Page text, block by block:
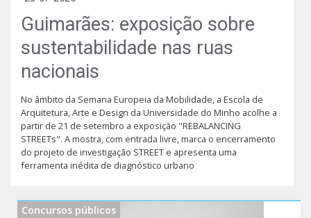
Guimarães: exposição sobre
sustentabilidade nas ruas
nacionais
No âmbito da Semana Europeia da Mobilidade, a Escola de
Arquitetura, Arte e Design da Universidade do Minho acolhe a
partir de 21 de setembro a exposição "REBALANCING
STREETs". A mostra, com entrada livre, marca o encerramento
do projeto de investigação STREET e apresenta uma
ferramenta inédita de diagnóstico urbano
Concursos públicos